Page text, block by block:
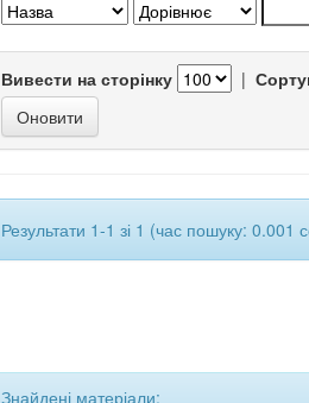
Вивести на сторінку |
Результати 1-1 зі 1 (час пошуку: 0.001
Знайдені матеріали: